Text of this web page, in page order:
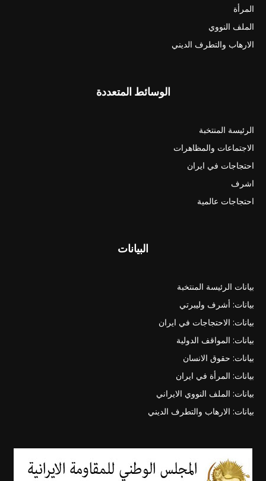
المرأة
الملف النووي
الارهاب والتطرف الديني
الوسائط المتعددة
الرئيسة المنتخبة
الاجتماعات والمظاهرات
احتجاجات في ايران
اشرف
احتجاجات عالمية
البيانات
بيانات الرئيسة المنتخبة
بيانات: أشرف وليبرتي
بيانات: الاحتجاجات في ايران
بيانات: المواقف الدولية
بيانات: حقوق الانسان
بيانات: المرأة في ايران
بيانات: الملف النووي الايراني
بيانات: الارهاب والتطرف الديني